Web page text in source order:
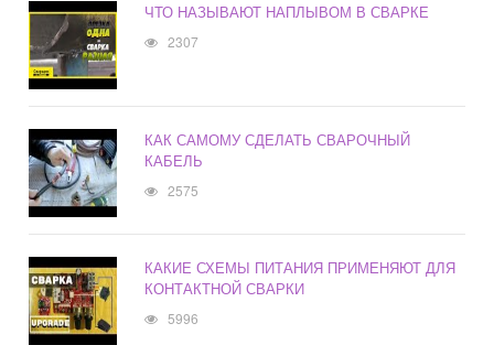
ЧТО НАЗЫВАЮТ НАПЛЫВОМ В СВАРКЕ
2307
КАК САМОМУ СДЕЛАТЬ СВАРОЧНЫЙ
КАБЕЛЬ
2575
КАКИЕ СХЕМЫ ПИТАНИЯ ПРИМЕНЯЮТ ДЛЯ
КОНТАКТНОЙ СВАРКИ
5996